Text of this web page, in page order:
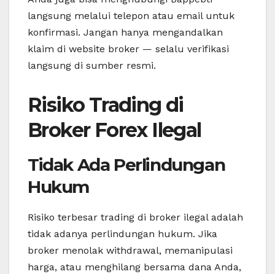
langsung melalui telepon atau email untuk
konfirmasi. Jangan hanya mengandalkan
klaim di website broker — selalu verifikasi
langsung di sumber resmi.
Risiko Trading di
Broker Forex Ilegal
Tidak Ada Perlindungan
Hukum
Risiko terbesar trading di broker ilegal adalah
tidak adanya perlindungan hukum. Jika
broker menolak withdrawal, memanipulasi
harga, atau menghilang bersama dana Anda,